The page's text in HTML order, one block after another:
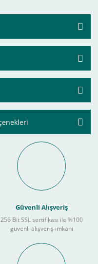
Güvenli Alışveriş
256 Bit SSL sertifikası ile %100
güvenli alışveriş imkanı